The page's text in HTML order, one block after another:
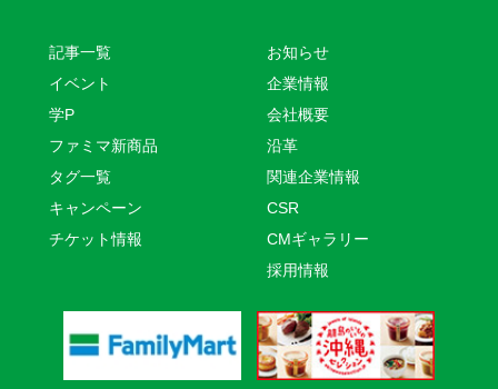
記事一覧
イベント
学P
ファミマ新商品
タグ一覧
キャンペーン
チケット情報
お知らせ
企業情報
会社概要
沿革
関連企業情報
CSR
CMギャラリー
採用情報